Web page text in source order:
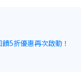
5折優惠再次啟動！